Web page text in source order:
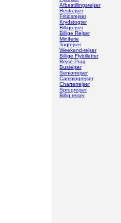
Afbestillingsrejser
Restrejser
Fritidsrejser
Krydstogter
Billigrejser
Billige Rejser
Miniferie
Togrejser
Weekend-rejser
Billige Flybilletter
Rejse Prag
Busrejser
Seniorrejser
Campingrejser
Charterrejser
Sprogrejser
Billig rejser